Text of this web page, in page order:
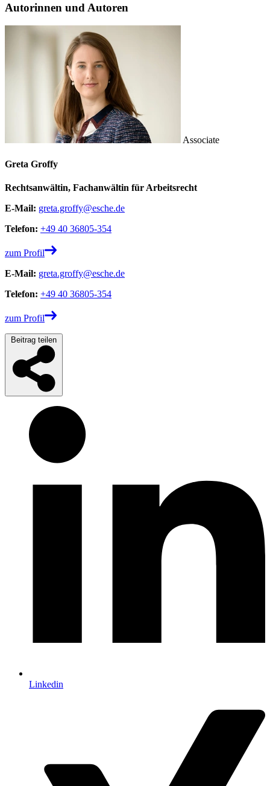
Autorinnen und Autoren
Associate
Greta Groffy
Rechtsanwältin, Fachanwältin für Arbeitsrecht
E-Mail: greta.groffy@esche.de
Telefon: +49 40 36805-354
zum Profil
E-Mail: greta.groffy@esche.de
Telefon: +49 40 36805-354
zum Profil
Beitrag teilen
Linkedin